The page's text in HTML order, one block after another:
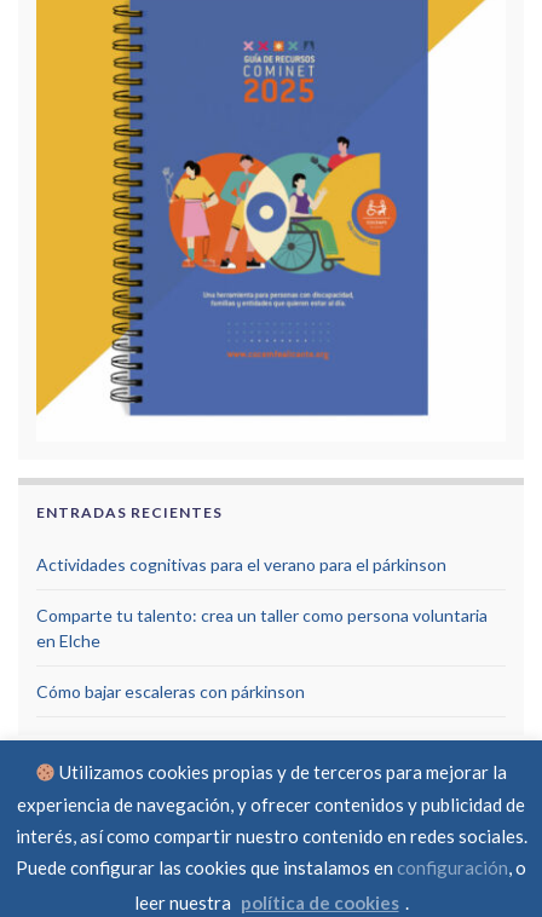
ENTRADAS RECIENTES
Actividades cognitivas para el verano para el párkinson
Comparte tu talento: crea un taller como persona voluntaria
en Elche
Cómo bajar escaleras con párkinson
Aviso Legal Política de privacidad
Política de cookies
Utilizamos cookies propias y de terceros para mejorar la
experiencia de navegación, y ofrecer contenidos y publicidad de
interés, así como compartir nuestro contenido en redes sociales.
Puede configurar las cookies que instalamos en configuración, o
leer nuestra política de cookies .